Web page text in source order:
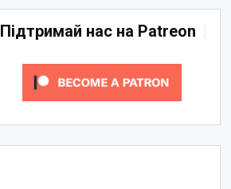
Підтримай нас на Patreon